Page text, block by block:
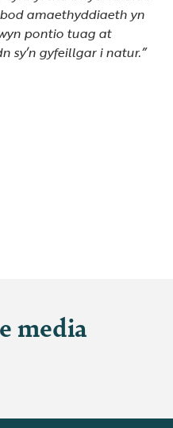
amaethyddiaeth yn
pontio tuag at
sy’n gyfeillgar i natur.”
media